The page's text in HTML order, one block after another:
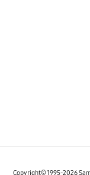
Copyright© 1995-2026